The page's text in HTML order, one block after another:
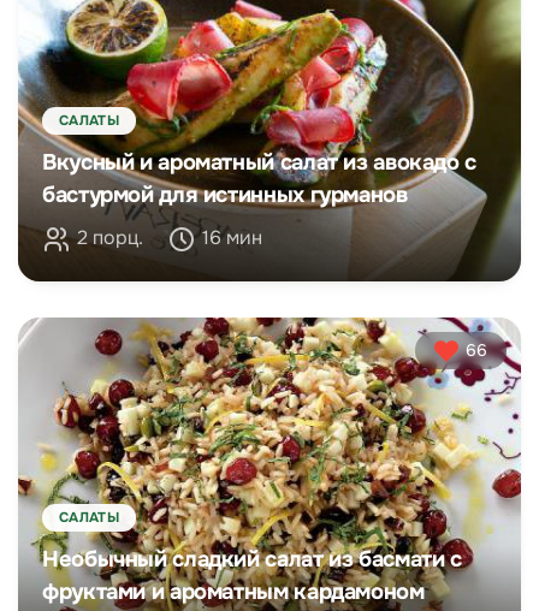
САЛАТЫ
Вкусный и ароматный салат из авокадо с
бастурмой для истинных гурманов
2 порц. 16 мин
66
САЛАТЫ
Необычный сладкий салат из басмати с
фруктами и ароматным кардамоном